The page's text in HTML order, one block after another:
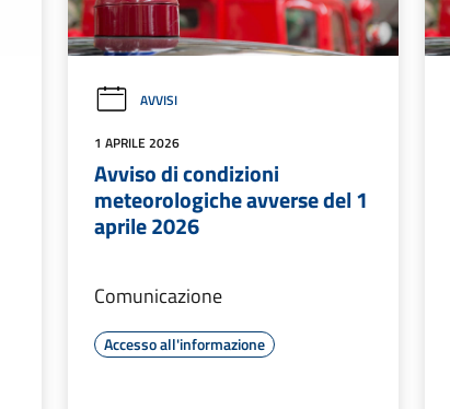
AVVISI
1 APRILE 2026
Avviso di condizioni
meteorologiche avverse del 1
aprile 2026
Comunicazione
Accesso all'informazione